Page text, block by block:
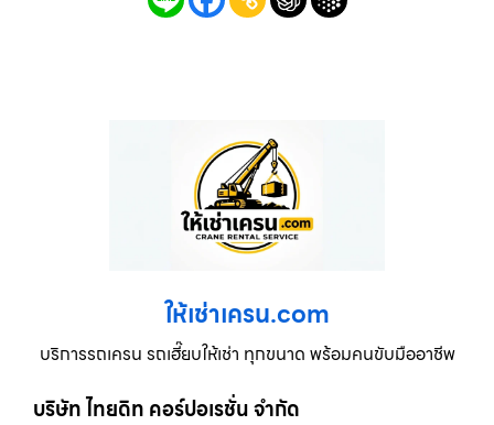
ให้เช่าเครน.com
บริการรถเครน รถเฮี๊ยบให้เช่า ทุกขนาด พร้อมคนขับมืออาชีพ
บริษัท ไทยดิท คอร์ปอเรชั่น จำกัด